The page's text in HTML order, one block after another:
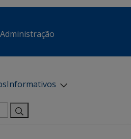
Informativos